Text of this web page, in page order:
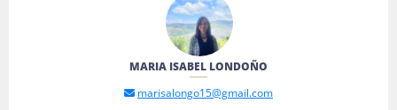
MARIA ISABEL LONDOÑO
marisalongo15@gmail.com